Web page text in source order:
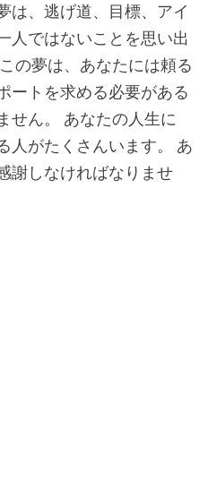
は、逃げ道、目標、アイ
人ではないことを思い出
の夢は、あなたには頼る
ートを求める必要がある
せん。 あなたの人生に
人がたくさんいます。 あ
謝しなければなりませ